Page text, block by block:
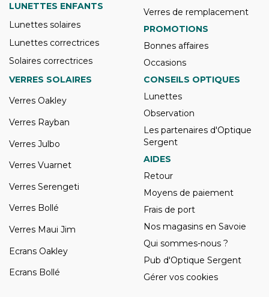
LUNETTES ENFANTS
Lunettes solaires
Lunettes correctrices
Solaires correctrices
Verres de remplacement
PROMOTIONS
Bonnes affaires
Occasions
VERRES SOLAIRES
Verres Oakley
Verres Rayban
Verres Julbo
Verres Vuarnet
Verres Serengeti
Verres Bollé
Verres Maui Jim
Ecrans Oakley
Ecrans Bollé
CONSEILS OPTIQUES
Lunettes
Observation
Les partenaires d'Optique
Sergent
AIDES
Retour
Moyens de paiement
Frais de port
Nos magasins en Savoie
Qui sommes-nous ?
Pub d'Optique Sergent
Gérer vos cookies